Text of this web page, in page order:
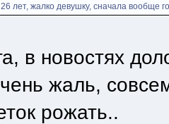
26 лет, жалко девушку, сначала вообще
в новостях
жаль,
рожать..